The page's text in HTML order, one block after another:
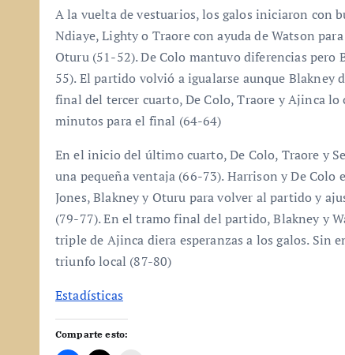
A la vuelta de vestuarios, los galos iniciaron con
Ndiaye, Lighty o Traore con ayuda de Watson
Oturu (51-52). De Colo mantuvo diferencias
55). El partido volvió a igualarse aunque
final del tercer cuarto, De Colo, Traore y Ajinca
minutos para el final (64-64)
En el inicio del último cuarto, De Colo, Traore y
una pequeña ventaja (66-73). Harrison y De
Jones, Blakney y Oturu para volver al partido y
(79-77). En el tramo final del partido, Blakney y
triple de Ajinca diera esperanzas a los galos. Sin
triunfo local (87-80)
Estadísticas
Comparte esto: